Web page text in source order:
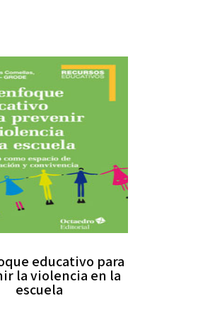
educativo para
la violencia en la
escuela